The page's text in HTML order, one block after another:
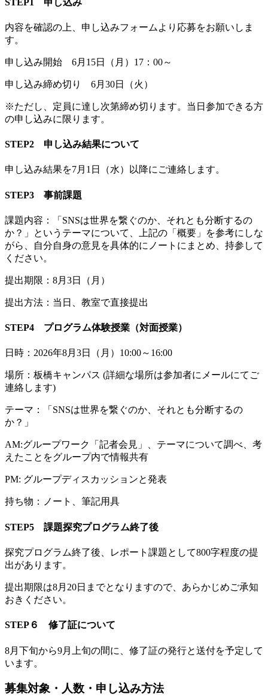
内容を確認の上、申し込みフォームより応募をお願いしま
す。
申し込み開始 6月15日（月）17：00～
申し込み締め切り 6月30日（火）
※ただし、定員に達し次第締め切ります。当日参加できる方
の申し込みに限ります。
STEP2 申し込み結果について
申し込み結果を7月1日（水）以降にご連絡します。
STEP3 事前課題
課題内容：「SNSは世界を繋ぐのか、それとも分断するの
か？」というテーマについて、上記の「概要」を参考にしな
がら、自分自身の意見を具体的にノートにまとめ、持参して
ください。
提出期限：8月3日（月）
提出方法：当日、教室で直接提出
STEP4 プログラム体験授業（対面授業）
日時：2026年8月3日（月）10:00～16:00
場所：板橋キャンパス (詳細な場所は参加者にメールにてご
連絡します)
テーマ：「SNSは世界を繋ぐのか、それとも分断するの
か？」
AM:グループワーク「記者会見」、テーマについて調べ、考
えたことをグループ内で情報共有
PM: グループディスカッションと発表
持ち物：ノート、筆記用具
STEP5 課題探究プログラム終了後
探究プログラム終了後、レポート課題として800字程度の提
出があります。
提出期限は8月20日までとなりますので、あらかじめご承知
おきください。
STEP６ 修了証について
8月下旬から9月上旬の間に、修了証の発行と送付を予定して
います。
募集対象・人数・申し込み方法